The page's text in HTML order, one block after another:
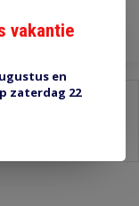
vakantie
en
zaterdag 22